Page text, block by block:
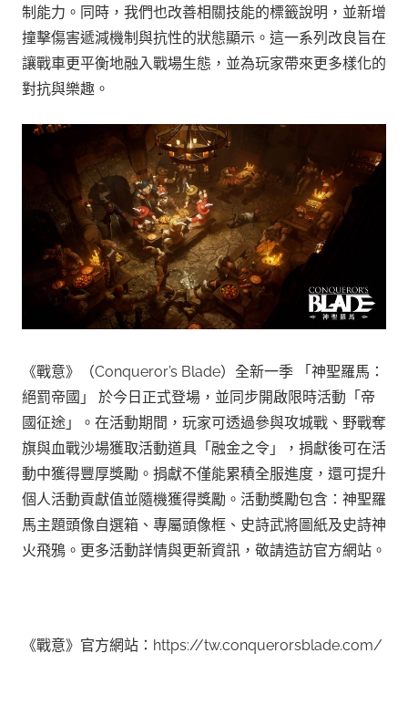
制能力。同時，我們也改善相關技能的標籤說明，並新增
撞擊傷害遞減機制與抗性的狀態顯示。這一系列改良旨在
讓戰車更平衡地融入戰場生態，並為玩家帶來更多樣化的
對抗與樂趣。
《戰意》（Conqueror’s Blade）全新一季 「神聖羅馬：
絕罰帝國」 於今日正式登場，並同步開啟限時活動「帝
國征途」。在活動期間，玩家可透過參與攻城戰、野戰奪
旗與血戰沙場獲取活動道具「融金之令」，捐獻後可在活
動中獲得豐厚獎勵。捐獻不僅能累積全服進度，還可提升
個人活動貢獻值並隨機獲得獎勵。活動獎勵包含：神聖羅
馬主題頭像自選箱、專屬頭像框、史詩武將圖紙及史詩神
火飛鴉。更多活動詳情與更新資訊，敬請造訪官方網站。
《戰意》官方網站：https://tw.conquerorsblade.com/